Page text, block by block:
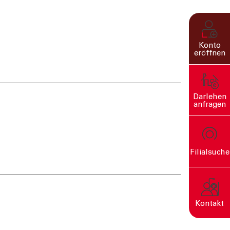
Konto
eröffnen
Darlehen
anfragen
Filialsuche
Kontakt